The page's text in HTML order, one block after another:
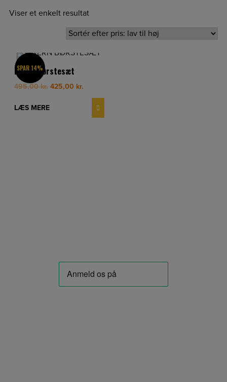
Viser et enkelt resultat
SPAR 14%
Kwern Børstesæt
495,00kr. Original
was:
425,00 kr.Current
price
425,00 kr..
LÆS MERE